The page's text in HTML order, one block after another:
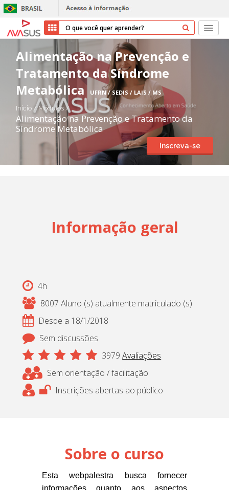
Início
Cursos
Parceiros
Sobre nós
Transparência
Entrar
Alimentação na Prevenção e
Tratamento da Síndrome
Metabólica UFRN / SEDIS / LAIS / MS
Início / Módulos/
Alimentação na Prevenção e Tratamento da
Síndrome Metabólica
Inscreva-se
Informação geral
4h
8007 Aluno (s) atualmente matriculado (s)
Desde a 18/1/2018
Sem discussões
3979 Avaliações
Sem orientação / facilitação
Inscrições abertas ao público
Sobre o curso
Esta webpalestra busca fornecer
informações quanto aos aspectos